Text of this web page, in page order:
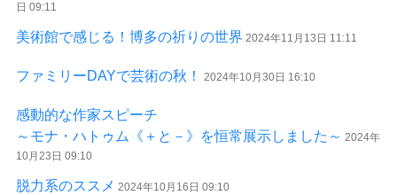
日 09:11
美術館で感じる！博多の祈りの世界 2024年11月13日 11:11
ファミリーDAYで芸術の秋！ 2024年10月30日 16:10
感動的な作家スピーチ
～モナ・ハトゥム《＋と－》を恒常展示しました～ 2024年
10月23日 09:10
脱力系のススメ 2024年10月16日 09:10